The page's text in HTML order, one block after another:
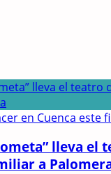
en Cuenca este
lleva el
a